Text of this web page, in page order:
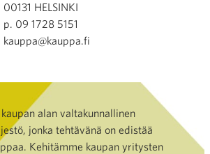
00131 HELSINKI
p. 09 1728 5151
kauppa@kauppa.fi
alan valtakunnallinen
jonka tehtävänä on edistää
Kehitämme kaupan yritysten